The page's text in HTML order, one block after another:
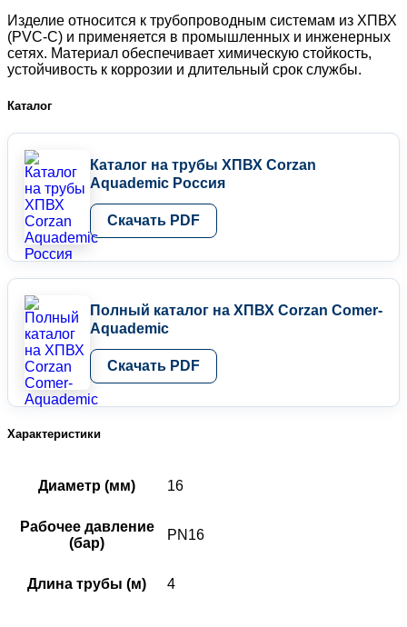
Изделие относится к трубопроводным системам из ХПВХ
(PVC-C) и применяется в промышленных и инженерных
сетях. Материал обеспечивает химическую стойкость,
устойчивость к коррозии и длительный срок службы.
Каталог
Каталог на трубы ХПВХ Corzan
Aquademic Россия
Скачать PDF
Полный каталог на ХПВХ Corzan Comer-
Aquademic
Скачать PDF
Характеристики
Диаметр (мм) 16
Рабочее давление
(бар)
PN16
Длина трубы (м) 4